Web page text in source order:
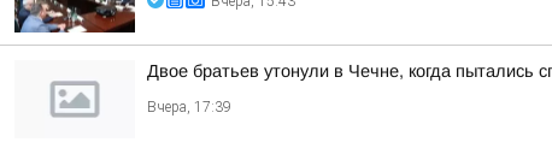
Двое братьев утонули в Чечне, когда пытались
Вчера, 17:39